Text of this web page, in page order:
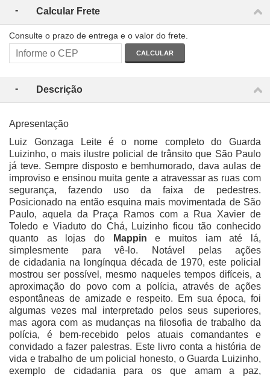
Calcular Frete
Consulte o prazo de entrega e o valor do frete.
CALCULAR
Descrição
Apresentação
Luiz Gonzaga Leite é o nome completo do Guarda
Luizinho, o mais ilustre policial de trânsito que São Paulo
já teve. Sempre disposto e bemhumorado, dava aulas de
improviso e ensinou muita gente a atravessar as ruas com
segurança, fazendo uso da faixa de pedestres.
Posicionado na então esquina mais movimentada de São
Paulo, aquela da Praça Ramos com a Rua Xavier de
Toledo e Viaduto do Chá, Luizinho ficou tão conhecido
quanto as lojas do
Mappin e muitos iam até lá,
simplesmente para vê-lo. Notável pelas ações
de cidadania na longínqua década de 1970, este policial
mostrou ser possível, mesmo naqueles tempos difíceis, a
aproximação do povo com a polícia, através de ações
espontâneas de amizade e respeito. Em sua época, foi
algumas vezes mal interpretado pelos seus superiores,
mas agora com as mudanças na filosofia de trabalho da
polícia, é bem-recebido pelos atuais comandantes e
convidado a fazer palestras. Este livro conta a história de
vida e trabalho de um policial honesto, o Guarda Luizinho,
exemplo de cidadania para os que amam a paz,